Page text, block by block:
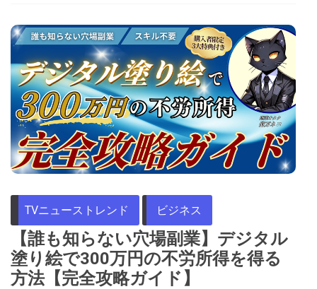
TVニューストレンド ビジネス
【誰も知らない穴場副業】デジタル
塗り絵で300万円の不労所得を得る
方法【完全攻略ガイド】